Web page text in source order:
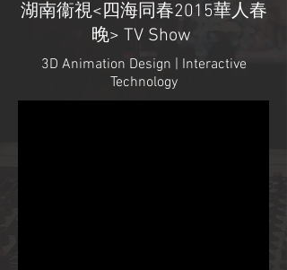
湖南衞視<四海同春2015華人春
晚> TV Show
3D Animation Design | Interactive
Technology